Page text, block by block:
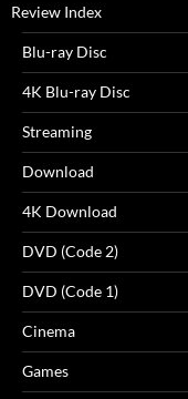
Review Index
Blu-ray Disc
4K Blu-ray Disc
Streaming
Download
4K Download
DVD (Code 2)
DVD (Code 1)
Cinema
Games